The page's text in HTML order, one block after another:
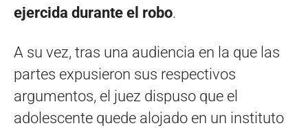
ejercida durante el robo.
A su vez, tras una audiencia en la que las
partes expusieron sus respectivos
argumentos, el juez dispuso que el
adolescente quede alojado en un instituto